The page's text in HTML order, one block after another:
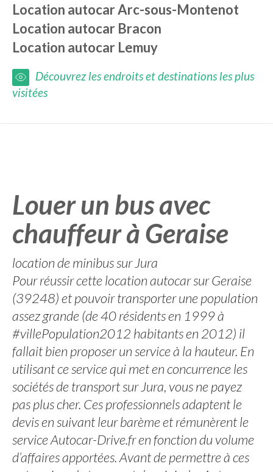
Location autocarArc-sous-Montenot
Location autocar Bracon
Location autocar Lemuy
Découvrez les endroits et destinations les plus
visitées
Louer un bus avec
chauffeur à Geraise
location de minibus sur Jura
Pour réussir cette location autocar sur Geraise
(39248) et pouvoir transporter une population
assez grande (de 40 résidents en 1999 à
#villePopulation2012 habitants en 2012) il
fallait bien proposer un service à la hauteur. En
utilisant ce service qui met en concurrence les
sociétés de transport sur Jura, vous ne payez
pas plus cher. Ces professionnels adaptent le
devis en suivant leur barème et rémunèrent le
service Autocar-Drive.fr en fonction du volume
d’affaires apportées. Avant de permettre à ces